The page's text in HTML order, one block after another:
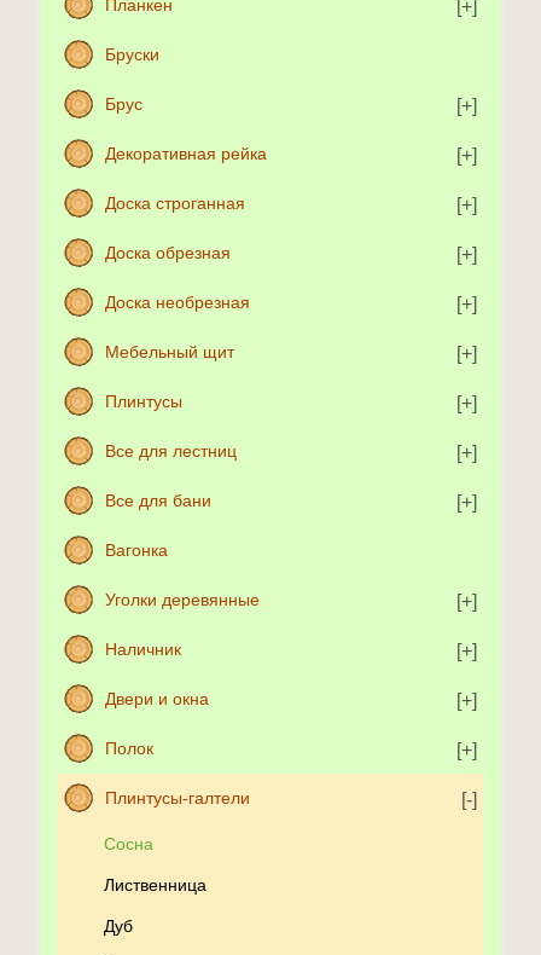
Планкен
Бруски
Брус
Декоративная рейка
Доска строганная
Доска обрезная
Доска необрезная
Мебельный щит
Плинтусы
Все для лестниц
Все для бани
Вагонка
Уголки деревянные
Наличник
Двери и окна
Полок
Плинтусы-галтели
Сосна
Лиственница
Дуб